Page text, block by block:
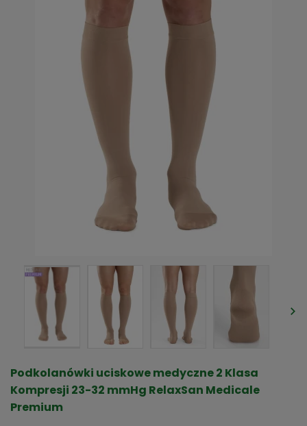
Podkolanówki uciskowe medyczne 2 Klasa
Kompresji 23-32 mmHg RelaxSan Medicale
Premium